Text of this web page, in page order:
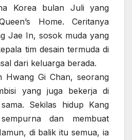
Korea bulan Juli yang
Home. Ceritanya
Jae In, sosok muda yang
tim desain termuda di
dari keluarga berada.
Hwang Gi Chan, seorang
yang juga bekerja di
Sekilas hidup Kang
dan membuat
di balik itu semua, ia